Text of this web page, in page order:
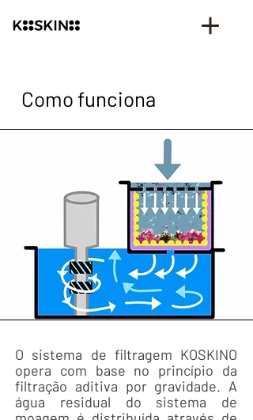
Como funciona
O sistema de filtragem KOSKINO
opera com base no princípio da
filtração aditiva por gravidade. A
água residual do sistema de